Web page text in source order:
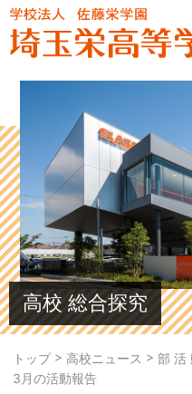
高校 総合探究
トップ> 高校ニュース > 部 活
3月の活動報告